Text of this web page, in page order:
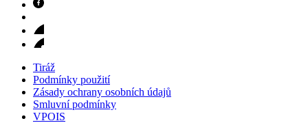
Tiráž
Podmínky použití
Zásady ochrany osobních údajů
Smluvní podmínky
VPOIS